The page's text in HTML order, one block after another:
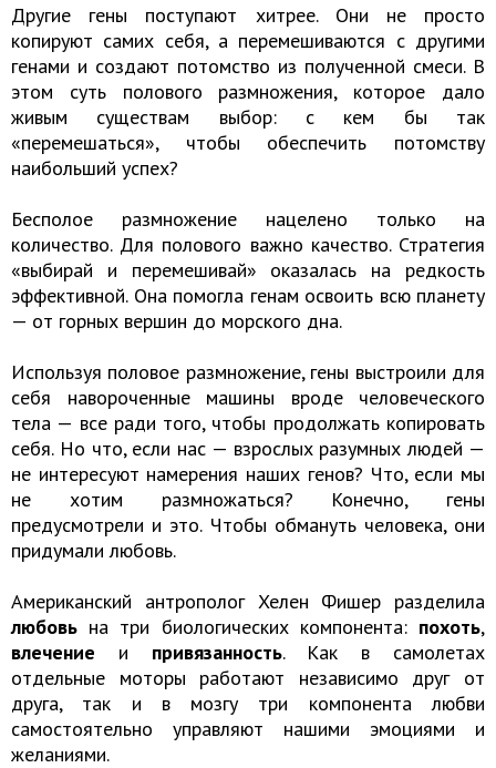
Другие гены поступают хитрее. Они не просто
копируют самих себя, а перемешиваются с другими
генами и создают потомство из полученной смеси. В
этом суть полового размножения, которое дало
живым существам выбор: с кем бы так
«перемешаться», чтобы обеспечить потомству
наибольший успех?
Бесполое размножение нацелено только на
количество. Для полового важно качество. Стратегия
«выбирай и перемешивай» оказалась на редкость
эффективной. Она помогла генам освоить всю планету
— от горных вершин до морского дна.
Используя половое размножение, гены выстроили для
себя навороченные машины вроде человеческого
тела — все ради того, чтобы продолжать копировать
себя. Но что, если нас — взрослых разумных людей —
не интересуют намерения наших генов? Что, если мы
не хотим размножаться? Конечно, гены
предусмотрели и это. Чтобы обмануть человека, они
придумали любовь.
Американский антрополог Хелен Фишер разделила
любовь на три биологических компонента: похоть,
влечение и привязанность. Как в самолетах
отдельные моторы работают независимо друг от
друга, так и в мозгу три компонента любви
самостоятельно управляют нашими эмоциями и
желаниями.